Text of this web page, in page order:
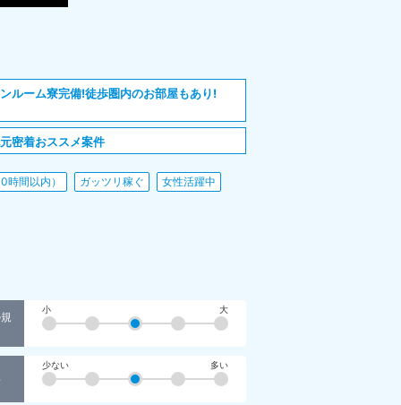
ルーム寮完備!徒歩圏内のお部屋もあり!
密着おススメ案件
時間以内） ガッツリ稼ぐ 女性活躍中
小 大
少ない 多い